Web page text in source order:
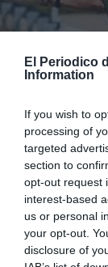
El Periodico
Information
If you wish to
processing of
targeted
section to
opt-out request
interest-based
us or personal
your opt-out.
disclosure of
La Guardia Civil ha
AñadirEl
Google de
ACTIVAR
El choque de